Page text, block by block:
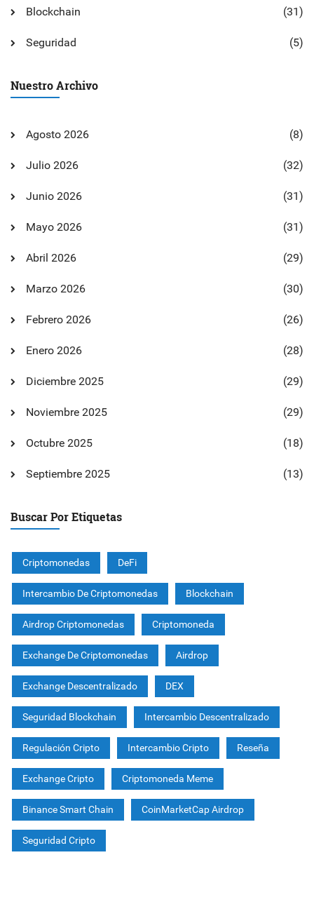
Blockchain (31)
Seguridad (5)
Nuestro Archivo
Agosto 2026 (8)
Julio 2026 (32)
Junio 2026 (31)
Mayo 2026 (31)
Abril 2026 (29)
Marzo 2026 (30)
Febrero 2026 (26)
Enero 2026 (28)
Diciembre 2025 (29)
Noviembre 2025 (29)
Octubre 2025 (18)
Septiembre 2025 (13)
Buscar Por Etiquetas
Criptomonedas DeFi
Intercambio De Criptomonedas Blockchain
Airdrop Criptomonedas Criptomoneda
Exchange De Criptomonedas Airdrop
Exchange Descentralizado DEX
Seguridad Blockchain Intercambio Descentralizado
Regulación Cripto Intercambio Cripto Reseña
Exchange Cripto Criptomoneda Meme
Binance Smart Chain CoinMarketCap Airdrop
Seguridad Cripto